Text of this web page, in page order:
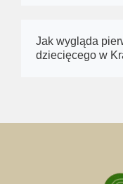
Jak wygląda
dziecięcego w